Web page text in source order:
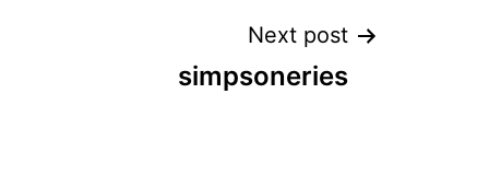
Next post
simpsoneries